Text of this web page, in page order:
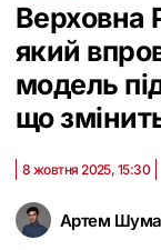
Верховна
який
модель
що
Артем
8 жовтня 2025, 15:30